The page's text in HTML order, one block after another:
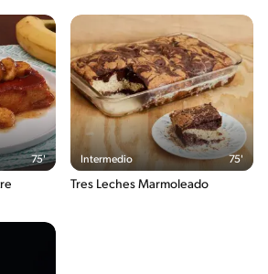
75' Intermedio 75'
Tres Leches Marmoleado